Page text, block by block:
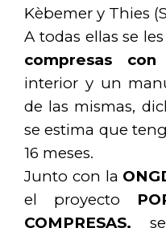
Kèbemer y Thies
A todas ellas se
compresas
interior y un
de las mismas,
se estima que
16 meses.
Junto con la
el proyecto
COMPRESAS,